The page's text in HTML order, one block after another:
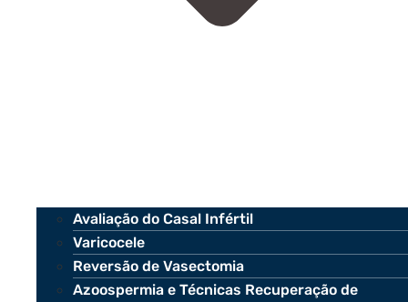
Avaliação do Casal Infértil
Varicocele
Reversão de Vasectomia
Azoospermia e Técnicas Recuperação de